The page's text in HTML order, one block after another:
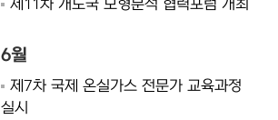
제11차 개도국 모형분석 협력포럼 개최
6월
제7차 국제 온실가스 전문가 교육과정
실시